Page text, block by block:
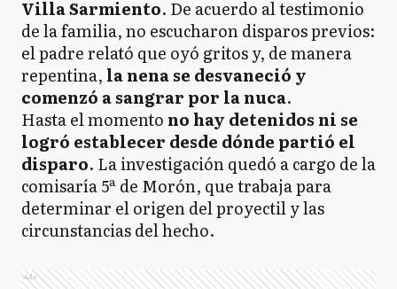
Villa Sarmiento. De acuerdo al testimonio
de la familia, no escucharon disparos previos:
el padre relató que oyó gritos y, de manera
repentina, la nena se desvaneció y
comenzó a sangrar por la nuca.
Hasta el momento no hay detenidos ni se
logró establecer desde dónde partió el
disparo. La investigación quedó a cargo de la
comisaría 5ª de Morón, que trabaja para
determinar el origen del proyectil y las
circunstancias del hecho.
Ads